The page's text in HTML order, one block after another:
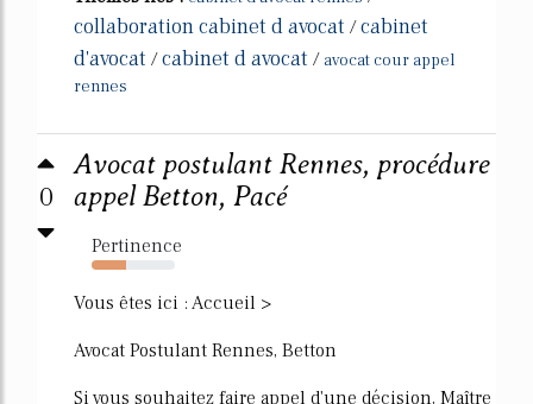
collaboration cabinet d avocat /cabinet
d'avocat /cabinet d avocat / avocat cour appel
rennes
0
Avocat postulant Rennes, procédure
appel Betton, Pacé
Pertinence
42%
Vous êtes ici : Accueil >
Avocat Postulant Rennes, Betton
Si vous souhaitez faire appel d'une décision, Maître